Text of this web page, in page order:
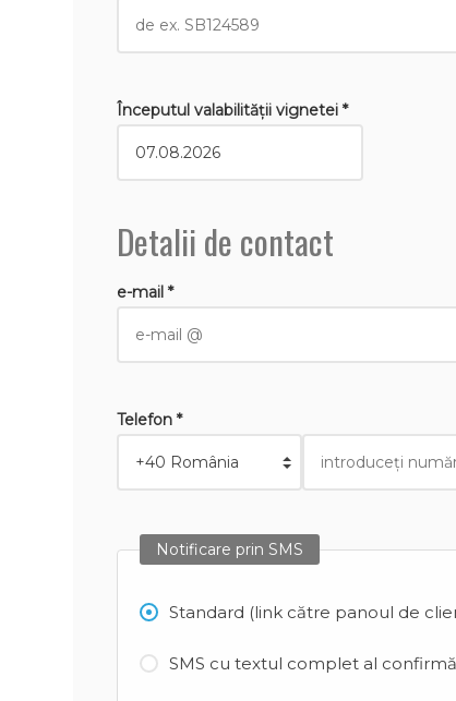
Începutul valabilităţii vignetei *
Detalii de contact
e-mail *
Telefon *
Notificare prin SMS
Standard (link către panoul de
SMS cu textul complet al